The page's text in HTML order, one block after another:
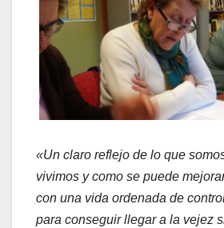
«Un claro reflejo de lo que
vivimos y como se puede
con una vida ordenada de
para conseguir llegar a la vejez